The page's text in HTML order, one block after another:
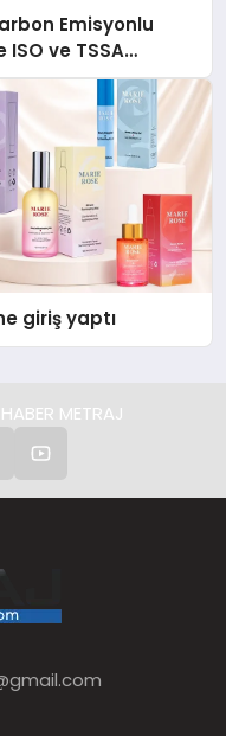
Emisyonlu
ve TSSA
giriş yaptı
METRAJ